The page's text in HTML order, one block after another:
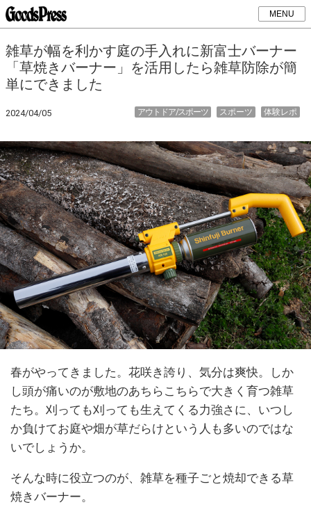
MENU
雑草が幅を利かす庭の手入れに新富士バーナー
「草焼きバーナー」を活用したら雑草防除が簡
単にできました
2024/04/05 体験レポ
スポーツ
アウトドア/スポーツ
春がやってきました。花咲き誇り、気分は爽快。しか
し頭が痛いのが敷地のあちらこちらで大きく育つ雑草
たち。刈っても刈っても生えてくる力強さに、いつし
か負けてお庭や畑が草だらけという人も多いのではな
いでしょうか。
そんな時に役立つのが、雑草を種子ごと焼却できる草
焼きバーナー。